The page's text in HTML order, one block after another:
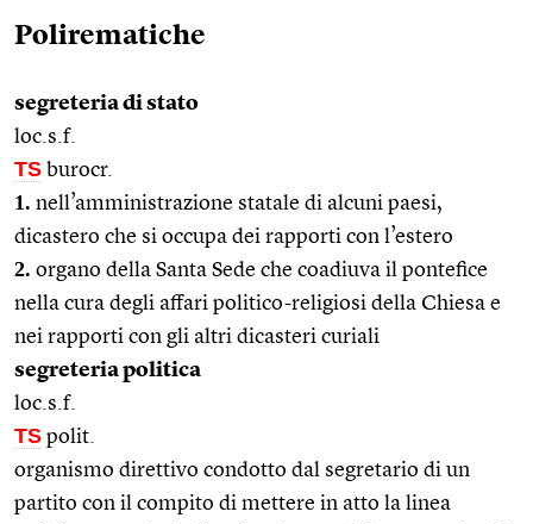
Polirematiche
segreteria di stato
loc.s.f.
TS burocr.
1. nell’amministrazione statale di alcuni paesi,
dicastero che si occupa dei rapporti con l’estero
2. organo della Santa Sede che coadiuva il pontefice
nella cura degli affari politico-religiosi della Chiesa e
nei rapporti con gli altri dicasteri curiali
segreteria politica
loc.s.f.
TS polit.
organismo direttivo condotto dal segretario di un
partito con il compito di mettere in atto la linea